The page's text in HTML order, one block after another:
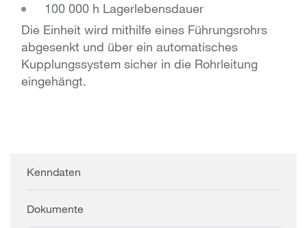
100 000 h Lagerlebensdauer
Die Einheit wird mithilfe eines Führungsrohrs
abgesenkt und über ein automatisches
Kupplungssystem sicher in die Rohrleitung
eingehängt.
Kenndaten
Dokumente